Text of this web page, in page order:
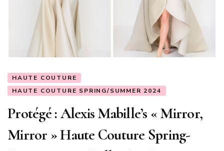
HAUTE COUTURE
HAUTE COUTURE SPRING/SUMMER 2024
Protégé : Alexis Mabille’s « Mirror,
Mirror » Haute Couture Spring-